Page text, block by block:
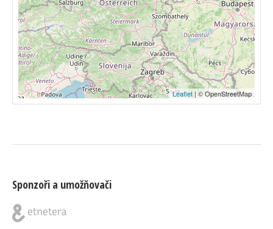
Leaflet | © OpenStreetMap
Sponzoři a umožňovači